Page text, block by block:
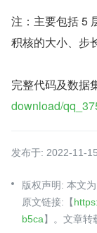
注：主要包括 5
积核的大小、步
完整代码及数据
download/
发布于: 2022-11-15
版权声明: 本文
原文链接:【
b5ca】。文章转